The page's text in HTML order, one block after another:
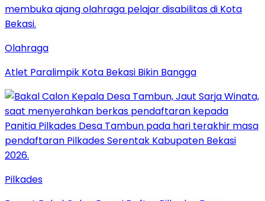
Olahraga
Atlet Paralimpik Kota Bekasi Bikin Bangga
Pilkades